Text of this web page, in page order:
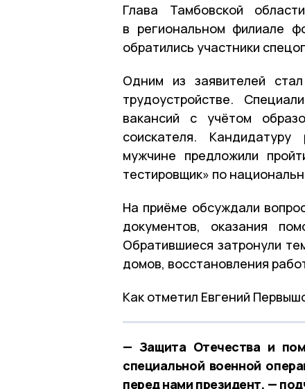
Глава Тамбовской
в региональном филиале
обратились участники
Одним из заявителей
трудоустройстве.
вакансий с учётом
соискателя.
мужчине предложили
тестировщик» по
На приёме обсуждали
документов, оказания
Обратившиеся затронули
домов, восстановления
Как отметил Евгений
— Защита Отечества и
специальной военной
перед нами президент, —